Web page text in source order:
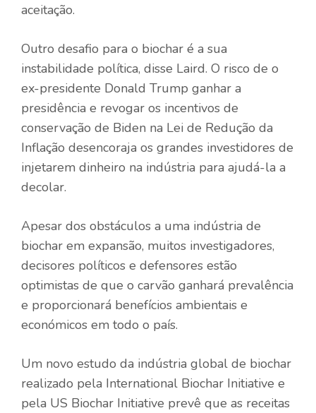
aceitação.
Outro desafio para o biochar é a sua
instabilidade política, disse Laird. O risco de o
ex-presidente Donald Trump ganhar a
presidência e revogar os incentivos de
conservação de Biden na Lei de Redução da
Inflação desencoraja os grandes investidores de
injetarem dinheiro na indústria para ajudá-la a
decolar.
Apesar dos obstáculos a uma indústria de
biochar em expansão, muitos investigadores,
decisores políticos e defensores estão
optimistas de que o carvão ganhará prevalência
e proporcionará benefícios ambientais e
económicos em todo o país.
Um novo estudo da indústria global de biochar
realizado pela International Biochar Initiative e
pela US Biochar Initiative prevê que as receitas